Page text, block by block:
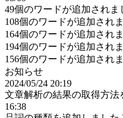
49個のワードが追加されま
108個のワードが追加されま
164個のワードが追加されま
194個のワードが追加されま
156個のワードが追加されま
お知らせ
2024/05/24 20:19
文章解析の結果の取得方法
16:38